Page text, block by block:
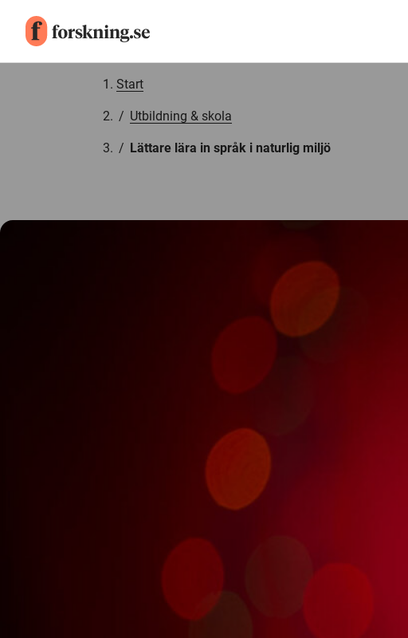
Start
/ Utbildning & skola
/ Lättare lära in språk i naturlig miljö